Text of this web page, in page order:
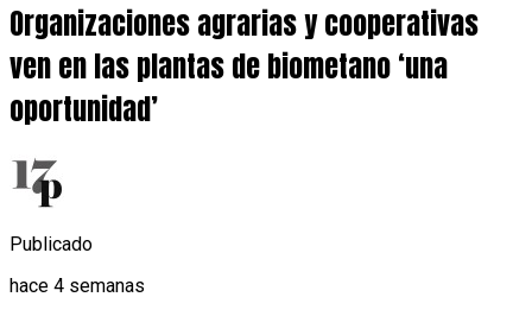
Organizaciones agrarias y cooperativas
ven en las plantas de biometano ‘una
oportunidad’
Publicado
hace 4 semanas